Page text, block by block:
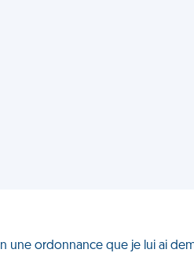
une ordonnance que je lui ai